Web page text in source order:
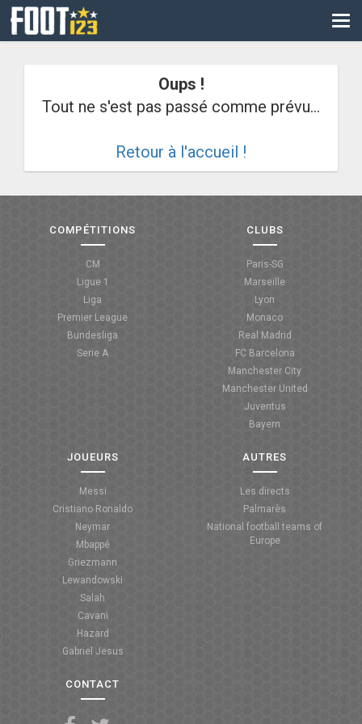
CM
COUPE DE FRANCE
COUPE DE LA LIGUE
Oups !
Tout ne s'est pas passé comme prévu...
Retour à l'accueil !
COMPÉTITIONS
CM
Ligue 1
Liga
Premier League
Bundesliga
Serie A
CLUBS
Paris-SG
Marseille
Lyon
Monaco
Real Madrid
FC Barcelona
Manchester City
Manchester United
Juventus
Bayern
JOUEURS
Messi
Cristiano Ronaldo
Neymar
Mbappé
Griezmann
Lewandowski
Salah
Cavani
Hazard
Gabriel Jesus
AUTRES
Les directs
Palmarès
National football teams of
Europe
CONTACT